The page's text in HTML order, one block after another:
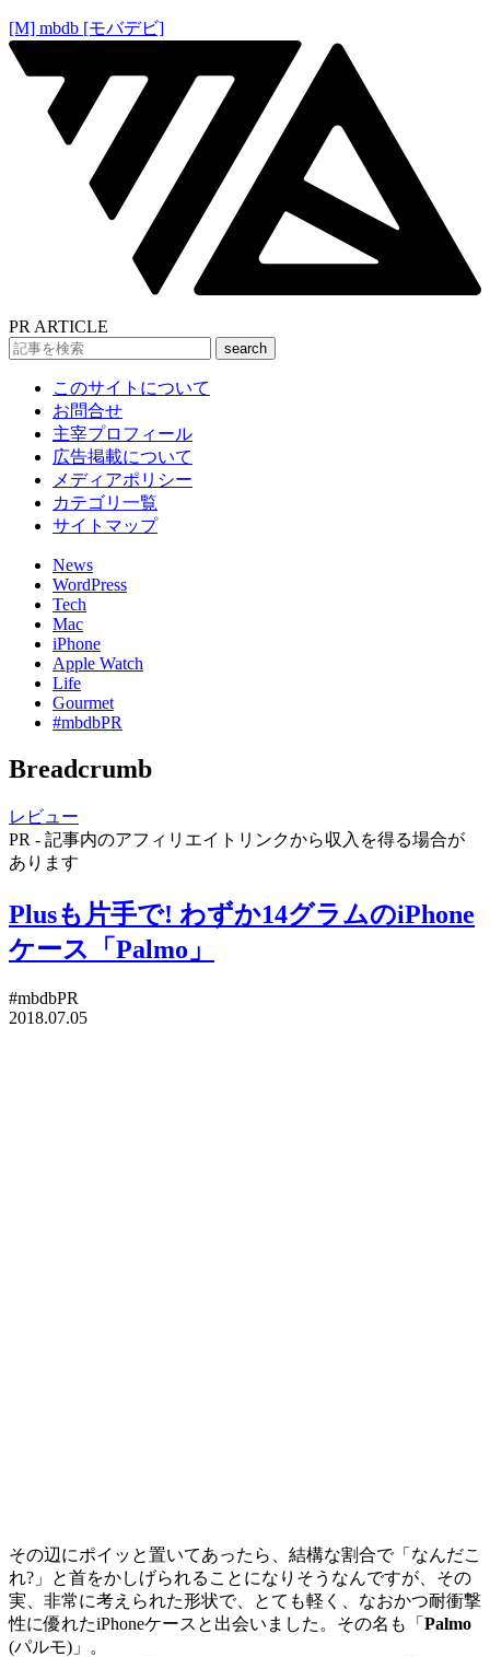
[M] mbdb [モバデビ]
PR ARTICLE
このサイトについて
お問合せ
主宰プロフィール
広告掲載について
メディアポリシー
カテゴリ一覧
サイトマップ
News
WordPress
Tech
Mac
iPhone
Apple Watch
Life
Gourmet
#mbdbPR
Breadcrumb
レビュー
PR - 記事内のアフィリエイトリンクから収入を得る場合が
あります
Plusも片手で! わずか14グラムのiPhone
ケース「Palmo」
#mbdbPR
2018.07.05
その辺にポイッと置いてあったら、結構な割合で「なんだこ
れ?」と首をかしげられることになりそうなんですが、その
実、非常に考えられた形状で、とても軽く、なおかつ耐衝撃
性に優れたiPhoneケースと出会いました。その名も「 Palmo
(パルモ)」。